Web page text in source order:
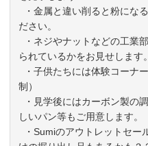
ださい。
られているかをお見せします。
制）
しいパン等もご用意します。